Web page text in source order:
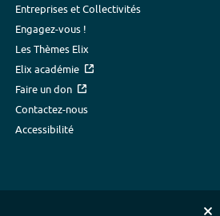
Entreprises et Collectivités
Engagez-vous !
Les Thèmes Elix
Elix académie
Faire un don
Contactez-nous
Accessibilité